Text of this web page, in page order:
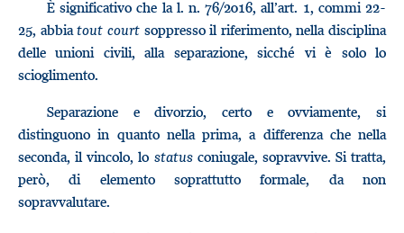
È significativo che la l. n. 76/2016, all’art. 1, commi 22-
25, abbiatout courtsoppresso il riferimento, nella disciplina
delle unioni civili, alla separazione, sicché vi è solo lo
scioglimento.
Separazione e divorzio, certo e ovviamente, si
distinguono in quanto nella prima, a differenza che nella
seconda, il vincolo, lo statusconiugale, sopravvive. Si tratta,
però, di elemento soprattutto formale, da non
sopravvalutare.